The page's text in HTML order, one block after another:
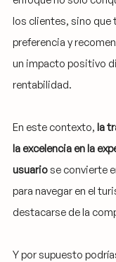
los clientes, sino que
preferencia y
un impacto positivo
rentabilidad.
En este contexto, la
la excelencia en la
usuario se convierte
para navegar en el
destacarse de la
Y por supuesto